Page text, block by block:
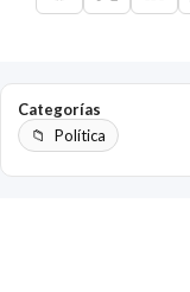
Categorías
Política